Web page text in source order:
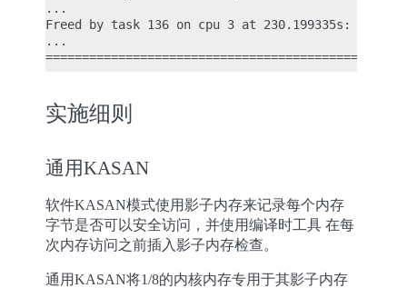
...
Freed by task 136 on cpu 3 at 230.199335s:
...
实施细则
通用KASAN
软件KASAN模式使用影子内存来记录每个内存
字节是否可以安全访问，并使用编译时工具 在每
次内存访问之前插入影子内存检查。
通用KASAN将1/8的内核内存专用于其影子内存